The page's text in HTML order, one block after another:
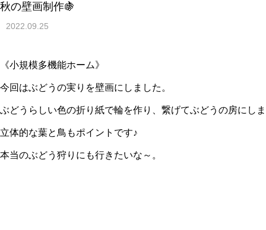
秋の壁画制作🍇
2022.09.25
《小規模多機能ホーム》
今回はぶどうの実りを壁画にしました。
ぶどうらしい色の折り紙で輪を作り、繋げてぶどうの房にし
立体的な葉と鳥もポイントです♪
本当のぶどう狩りにも行きたいな～。